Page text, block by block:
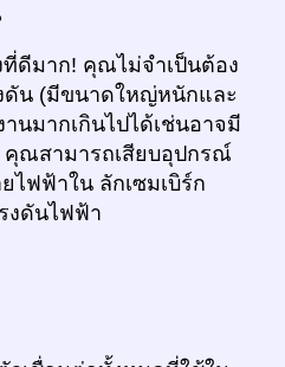
ดีมาก! คุณไม่จำเป็นต้อง
ดัน (มีขนาดใหญ่หนักและ
นมากเกินไปได้เช่นอาจมี
คุณสามารถเสียบอุปกรณ์
ไฟฟ้าใน ลักเซมเบิร์ก
งดันไฟฟ้า